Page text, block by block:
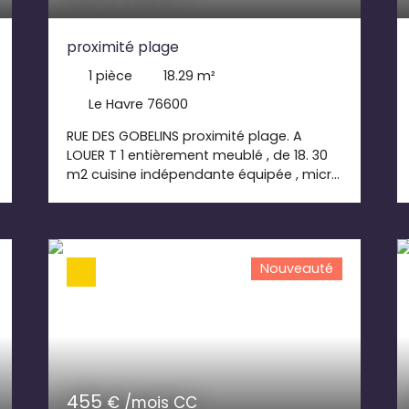
proximité plage
1pièce 18.29m²
Le Havre 76600
RUE DES GOBELINS proximité plage. A
LOUER T 1 entièrement meublé , de 18. 30
m2 cuisine indépendante équipée , micro
00€( comprenant eau+ ordures
ménagères) honoraires de bail 201. 19 €
455€ /mois CC
Nouveauté